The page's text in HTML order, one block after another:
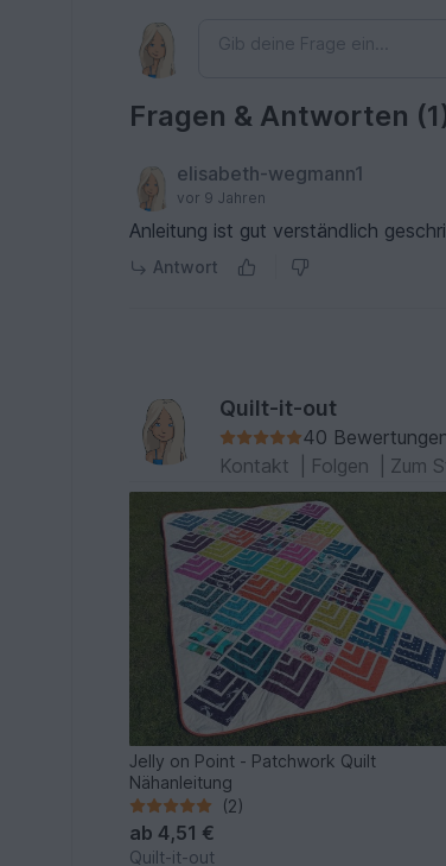
Fragen & Antworten
elisabeth-wegmann1
vor 9 Jahren
Anleitung ist gut verständlich
Antwort
Quilt-it-out
40
Kontakt
Folgen Zum
Jelly on Point - Patchwork Quilt
Nähanleitung
(2)
ab4,51 €
Quilt-it-out